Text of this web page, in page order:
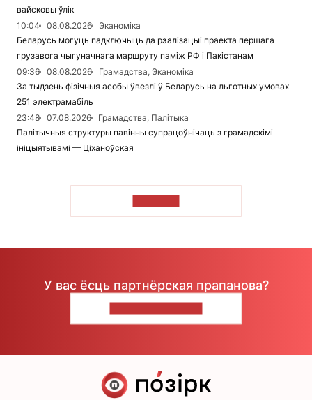
вайсковы ўлік
10:04
08.08.2026
Эканоміка
Беларусь могуць падключыць да рэалізацыі праекта першага
грузавога чыгуначнага маршруту паміж РФ і Пакістанам
09:36
08.08.2026
Грамадства, Эканоміка
За тыдзень фізічныя асобы ўвезлі ў Беларусь на льготных умовах
251 электрамабіль
23:48
07.08.2026
Грамадства, Палітыка
Палітычныя структуры павінны супрацоўнічаць з грамадскімі
ініцыятывамі — Ціханоўская
У вас ёсць партнёрская прапанова?